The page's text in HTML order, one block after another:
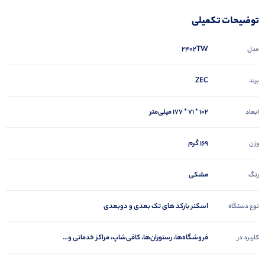
توضیحات تکمیلی
مدل 2402TW
برند ZEC
ابعاد ۱۰۲ * ۷۱ * ۱۷۷ میلی‌متر
وزن 169 گرم
رنگ مشکی
نوع دستگاه اسکنر بارکد های تک بعدی و دوبعدی
کاربرد در فروشگاه‌ها، رستوران‌ها، کافی‌شاپ، مراکز خدماتی و…